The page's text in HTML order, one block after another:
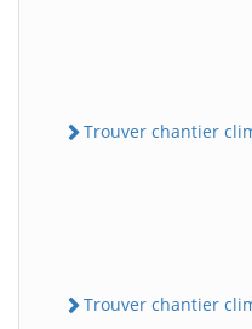
Trouver chantier
Trouver chantier